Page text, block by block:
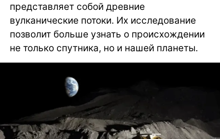
представляет собой древние
вулканические потоки. Их исследование
позволит больше узнать о происхождении
не только спутника, но и нашей планеты.